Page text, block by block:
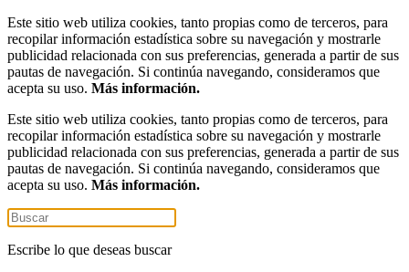
Este sitio web utiliza cookies, tanto propias como de terceros, para
recopilar información estadística sobre su navegación y mostrarle
publicidad relacionada con sus preferencias, generada a partir de sus
pautas de navegación. Si continúa navegando, consideramos que
acepta su uso. Más información.
Este sitio web utiliza cookies, tanto propias como de terceros, para
recopilar información estadística sobre su navegación y mostrarle
publicidad relacionada con sus preferencias, generada a partir de sus
pautas de navegación. Si continúa navegando, consideramos que
acepta su uso. Más información.
Escribe lo que deseas buscar